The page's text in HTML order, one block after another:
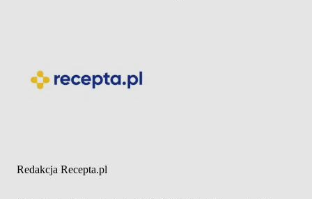
Redakcja Recepta.pl